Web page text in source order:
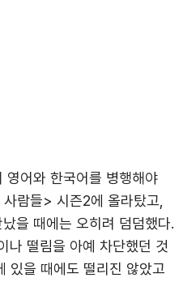
영어와 한국어를 병행해야
람들> 시즌2에 올라탔고,
을 때에는 오히려 덤덤했다.
나 떨림을 아예 차단했던 것
있을 때에도 떨리진 않았고